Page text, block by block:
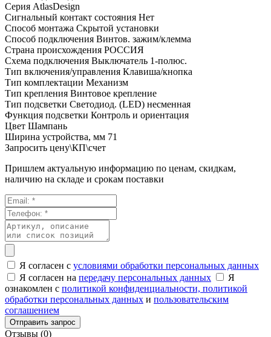
Серия AtlasDesign
Сигнальный контакт состояния Нет
Способ монтажа Скрытой установки
Способ подключения Винтов. зажим/клемма
Страна происхождения РОССИЯ
Схема подключения Выключатель 1-полюс.
Тип включения/управления Клавиша/кнопка
Тип комплектации Механизм
Тип крепления Винтовое крепление
Тип подсветки Светодиод. (LED) несменная
Функция подсветки Контроль и ориентация
Цвет Шампань
Ширина устройства, мм 71
Запросить цену\КП\счет
Пришлем актуальную информацию по ценам, скидкам,
наличию на складе и срокам поставки
Я согласен с условиями обработки персональных данных
Я согласен на передачу персональных данных
Я
ознакомлен с политикой конфиденциальности, политикой
обработки персональных данных и пользовательским
соглашением
Отправить запрос
Отзывы (0)